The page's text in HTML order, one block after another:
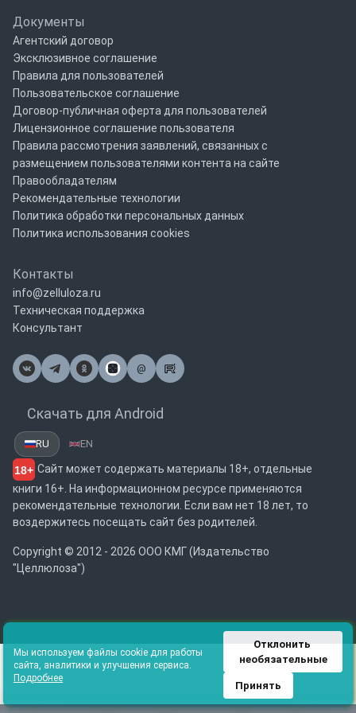
Документы
Агентский договор
Эксклюзивное соглашение
Правила для пользователей
Пользовательское соглашение
Договор-публичная оферта для пользователей
Лицензионное соглашение пользователя
Правила рассмотрения заявлений, связанных с
размещением пользователями контента на сайте
Правообладателям
Рекомендательные технологии
Политика обработки персональных данных
Политика использования cookies
Контакты
info@zelluloza.ru
Техническая поддержка
Консультант
@
Почта
Скачать для Android
RU EN
18+ Сайт может содержать материалы 18+, отдельные
книги 16+. На информационном ресурсе применяются
рекомендательные технологии. Если вам нет 18 лет, то
воздержитесь посещать сайт без родителей.
Copyright © 2012 - 2026 ООО КМГ (Издательство
"Целлюлоза")
Мы используем файлы cookie для работы
сайта, аналитики и улучшения сервиса.
Подробнее
Отклонить
необязательные
Принять